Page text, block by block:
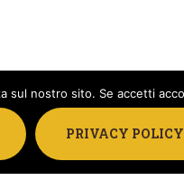
- 00044 Frascati (Roma) c.f.
nostro sito. Se accetti
PRIVACY POLICY